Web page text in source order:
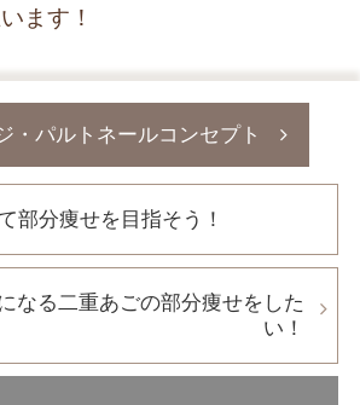
ます！
・パルトネールコンセプト
部分痩せを目指そう！
なる二重あごの部分痩せをした
い！